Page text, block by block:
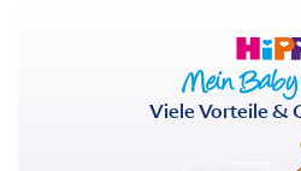
Viele Vorteile &